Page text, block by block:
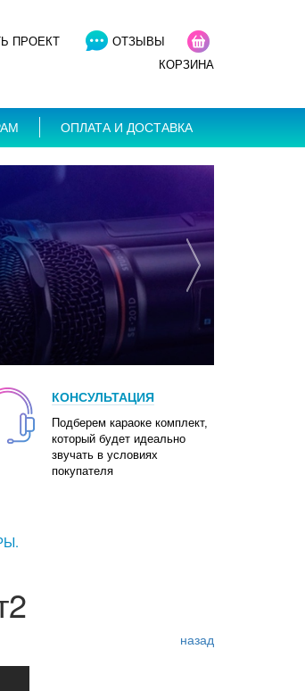
ПРОЕКТ
ОТЗЫВЫ
КОРЗИНА
ОПЛАТА И ДОСТАВКА
КОНСУЛЬТАЦИЯ
Подберем караоке комплект,
который будет идеально
звучать в условиях
покупателя
назад